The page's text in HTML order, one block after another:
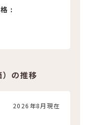
:
の推移
2026年8月現在